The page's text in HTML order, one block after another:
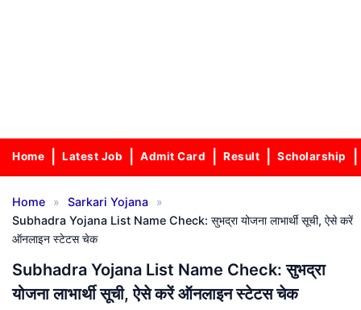
Home Latest Job Admit Card Result Scholarship
Home » Sarkari Yojana
»
Subhadra Yojana List Name Check: सुभद्रा योजना लाभार्थी सूची, ऐसे करें
ऑनलाइन स्टेटस चेक
Subhadra Yojana List Name Check: सुभद्रा
योजना लाभार्थी सूची, ऐसे करें ऑनलाइन स्टेटस चेक